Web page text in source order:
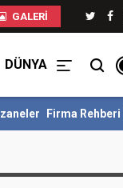
GALERI
DÜNYA
“UMUTLUYUZ”*
Firma Rehberi